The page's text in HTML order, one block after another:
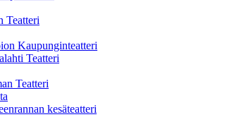
Teatteri
Kaupunginteatteri
Teatteri
Teatteri
kesäteatteri